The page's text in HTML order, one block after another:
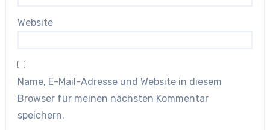
Website
Name, E-Mail-Adresse und Website in diesem
Browser für meinen nächsten Kommentar
speichern.